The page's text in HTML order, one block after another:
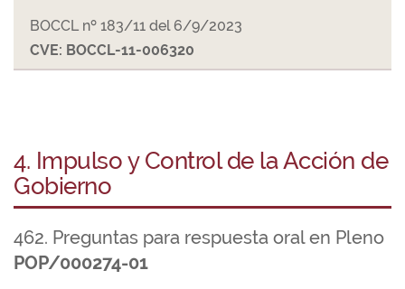
BOCCL nº 183/11 del 6/9/2023
CVE: BOCCL-11-006320
4. Impulso y Control de la Acción de
Gobierno
462. Preguntas para respuesta oral en Pleno
POP/000274-01